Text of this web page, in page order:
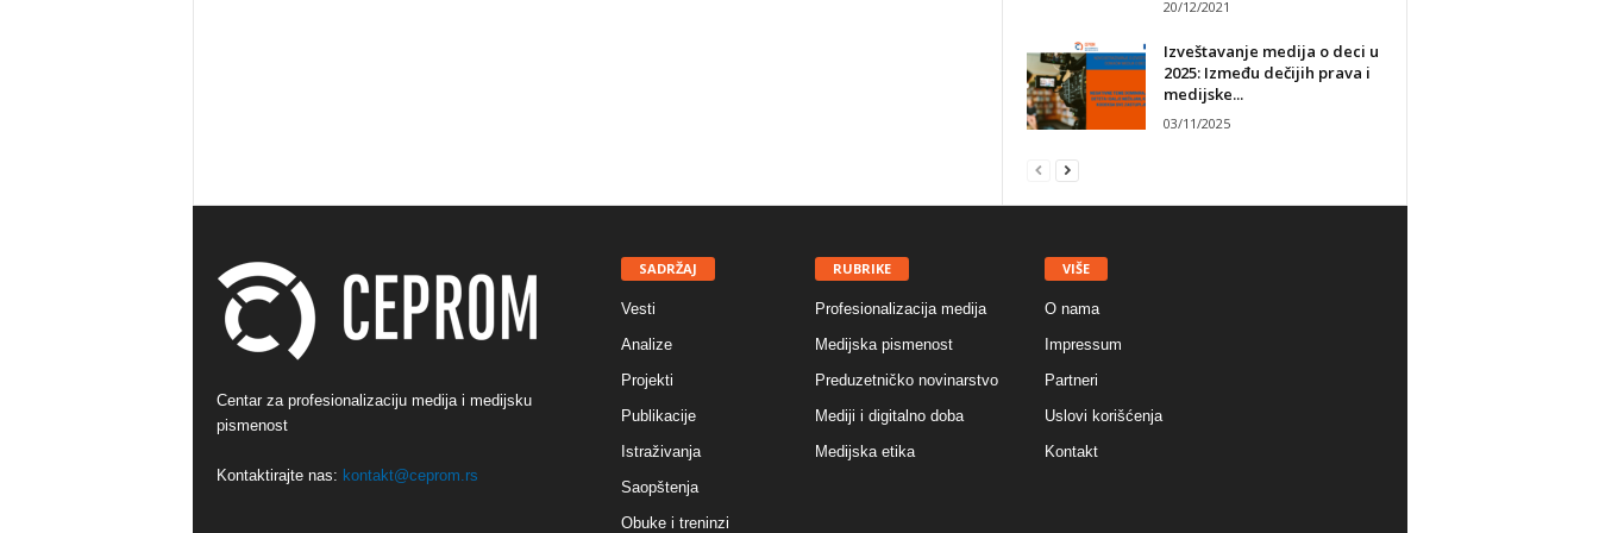
20/12/2021
Izveštavanje medija o deci u
2025: Između dečijih prava i
medijske...
03/11/2025
Centar za profesionalizaciju medija i medijsku
pismenost
Kontaktirajte nas: kontakt@ceprom.rs
SADRŽAJ
Vesti
Analize
Projekti
Publikacije
Istraživanja
Saopštenja
Obuke i treninzi
RUBRIKE
Profesionalizacija medija
Medijska pismenost
Preduzetničko novinarstvo
Mediji i digitalno doba
Medijska etika
VIŠE
O nama
Impressum
Partneri
Uslovi korišćenja
Kontakt